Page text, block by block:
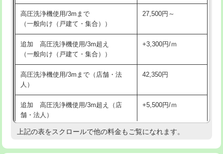
交換・取付(排水栓・排水トラップ
（P/S/ポップアップ））
22,000円+材料費
交換・取付（その他部品） 11,000円+材料費
持込商品取付（単水栓） 13,200円
持込商品取付（混合水栓）
持込商品取付（浄水器・分岐水栓） 16,500円
持込商品取付（温水洗浄便座） 22,000円
持込商品取付（普通便座⇔温水洗浄便
22,000円
高圧洗浄機使用/3mまで
（一般向け（戸建て・集合））
27,500円～
追加 高圧洗浄機使用/3m超え
（一般向け（戸建て・集合））
+3,300円/ｍ
高圧洗浄機使用/3mまで（店舗・法
人）
42,350円
追加 高圧洗浄機使用/3m超え（店
舗・法人）
+5,500円/ｍ
高度高圧洗浄換 現地調査
上記の表をスクロールで他の料金もご覧になれます。